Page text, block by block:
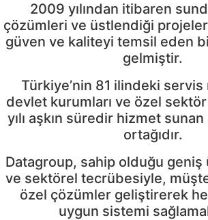
2009 yılından itibaren
çözümleri ve üstlendiği
güven ve kaliteyi temsil eden
gelmiştir.
Türkiye’nin 81 ilindeki servis
devlet kurumları ve özel
yılı aşkın süredir hizmet
ortağıdır.
Datagroup, sahip olduğu geniş
ve sektörel tecrübesiyle,
özel çözümler geliştirerek
uygun sistemi